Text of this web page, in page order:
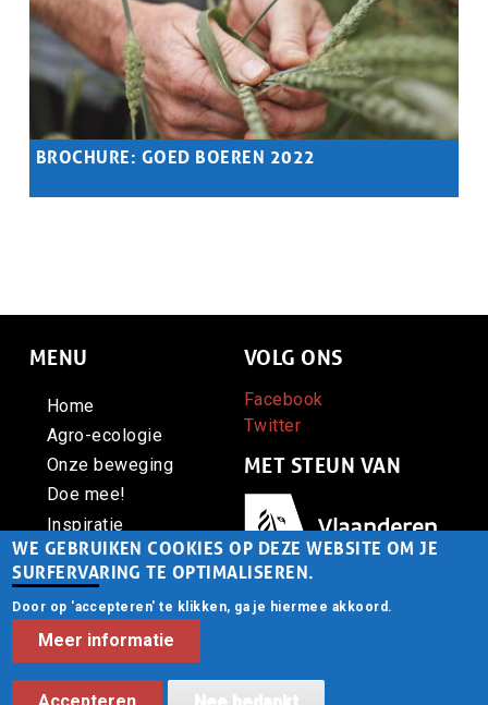
BROCHURE: GOED BOEREN 2022
MENU
Home
Agro-ecologie
Onze beweging
Doe mee!
Inspiratie
Contact
CONTACT
VOLG ONS
Facebook
Twitter
MET STEUN VAN
Afbeelding
© Voedsel Anders vzw -
Gebouwd door
WE GEBRUIKEN COOKIES OP DEZE WEBSITE OM JE
SURFERVARING TE OPTIMALISEREN.
Door op 'accepteren' te klikken, ga je hiermee akkoord.
Meer informatie